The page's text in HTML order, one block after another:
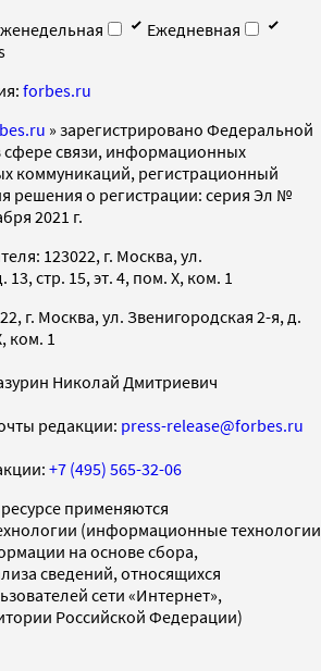
Ежедневная
forbes.ru
» зарегистрировано Федеральной
сфере связи, информационных
коммуникаций, регистрационный
решения о регистрации: серия Эл №
2021 г.
123022, г. Москва, ул.
стр. 15, эт. 4, пом. X, ком. 1
г. Москва, ул. Звенигородская 2-я, д.
ком. 1
Николай Дмитриевич
редакции: press-release@forbes.ru
+7 (495) 565-32-06
применяются
(информационные технологии
на основе сбора,
сведений, относящихся
сети «Интернет»,
Российской Федерации)